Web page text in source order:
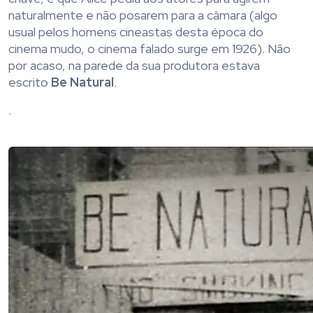
naturalmente e não posarem para a câmara (algo
usual pelos homens cineastas desta época do
cinema mudo, o cinema falado surge em 1926). Não
por acaso, na parede da sua produtora estava
escrito Be Natural.
.